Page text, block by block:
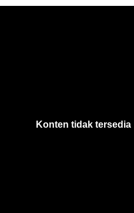
#5demo
Konten tidak tersedia